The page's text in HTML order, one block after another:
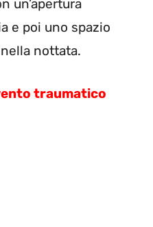
un’apertura
e poi uno spazio
nottata.
traumatico